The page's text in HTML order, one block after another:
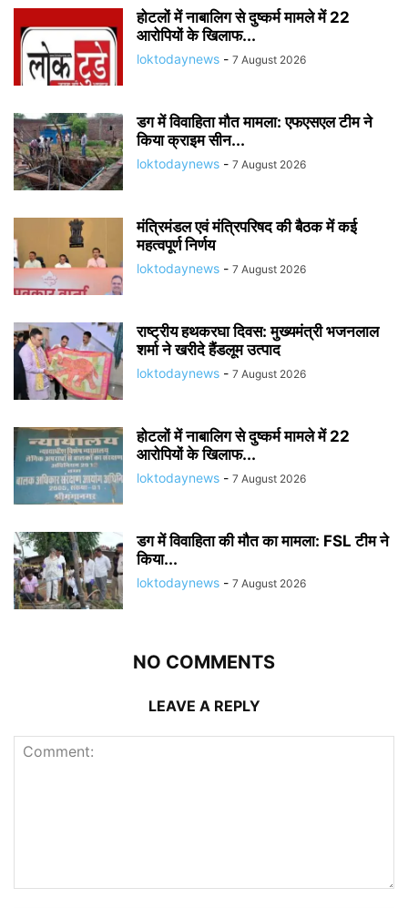
होटलों में नाबालिग से दुष्कर्म मामले में 22
आरोपियों के खिलाफ...
loktodaynews - 7 August 2026
डग में विवाहिता मौत मामला: एफएसएल टीम ने
किया क्राइम सीन...
loktodaynews - 7 August 2026
मंत्रिमंडल एवं मंत्रिपरिषद की बैठक में कई
महत्वपूर्ण निर्णय
loktodaynews - 7 August 2026
राष्ट्रीय हथकरघा दिवस: मुख्यमंत्री भजनलाल
शर्मा ने खरीदे हैंडलूम उत्पाद
loktodaynews - 7 August 2026
होटलों में नाबालिग से दुष्कर्म मामले में 22
आरोपियों के खिलाफ...
loktodaynews - 7 August 2026
डग में विवाहिता की मौत का मामला: FSL टीम ने
किया...
loktodaynews - 7 August 2026
NO COMMENTS
LEAVE A REPLY